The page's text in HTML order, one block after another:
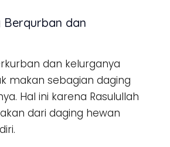
Berqurban dan
dan kelurganya
makan sebagian daging
Hal ini karena Rasulullah
dari daging hewan